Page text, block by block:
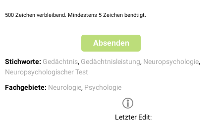
500 Zeichen verbleibend. Mindestens 5 Zeichen benötigt.
Absenden
Stichworte: Gedächtnis, Gedächtnisleistung, Neuropsychologie,
Neuropsychologischer Test
Fachgebiete: Neurologie, Psychologie
Letzter Edit: